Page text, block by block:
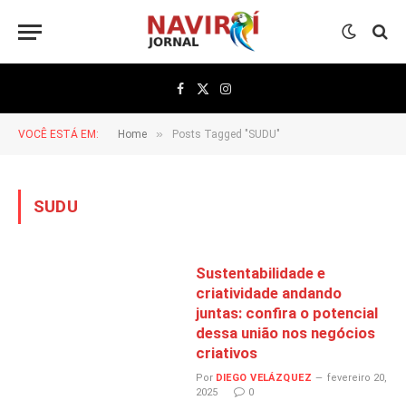
Facebook
X
(Twitter)
Instagram
VOCÊ ESTÁ EM: Home » Posts Tagged "SUDU"
SUDU
Sustentabilidade e
criatividade andando
juntas: confira o potencial
dessa união nos negócios
criativos
Por DIEGO VELÁZQUEZ
fevereiro 20,
2025
0